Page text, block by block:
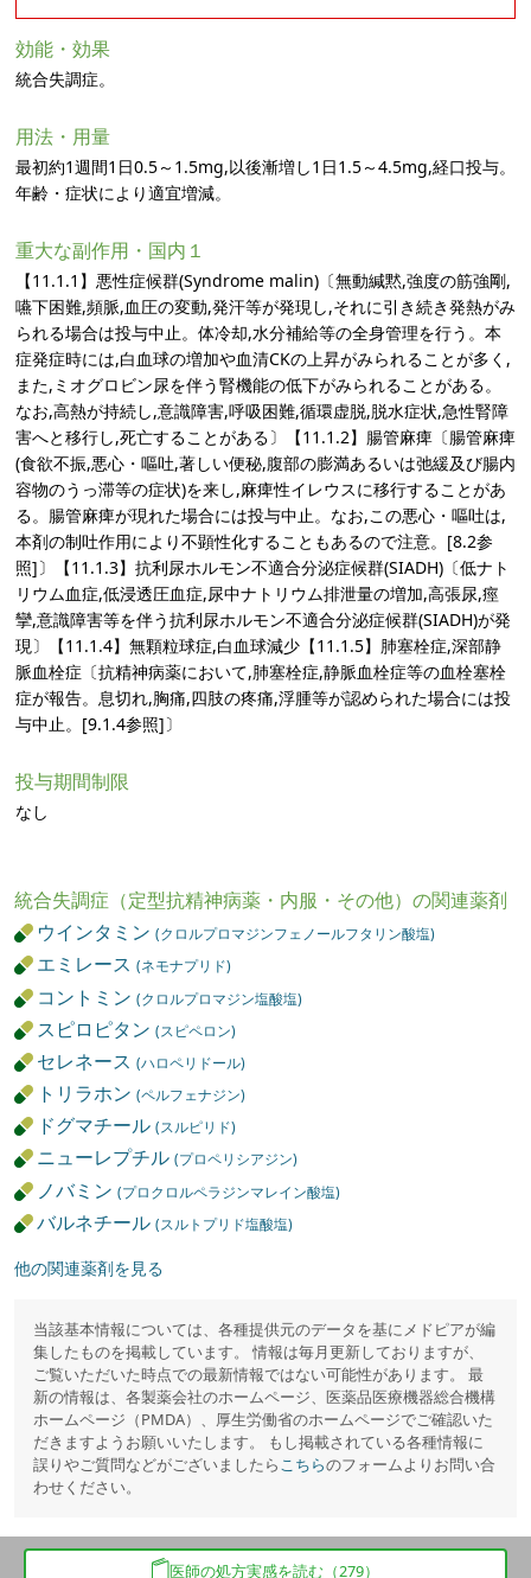
効能・効果
統合失調症。
用法・用量
最初約1週間1日0.5～1.5mg,以後漸増し1日1.5～4.5mg,経口投与。
年齢・症状により適宜増減。
重大な副作用・国内１
【11.1.1】悪性症候群(Syndrome malin)〔無動緘黙,強度の筋強剛,
嚥下困難,頻脈,血圧の変動,発汗等が発現し,それに引き続き発熱がみ
られる場合は投与中止。体冷却,水分補給等の全身管理を行う。本
症発症時には,白血球の増加や血清CKの上昇がみられることが多く,
また,ミオグロビン尿を伴う腎機能の低下がみられることがある。
なお,高熱が持続し,意識障害,呼吸困難,循環虚脱,脱水症状,急性腎障
害へと移行し,死亡することがある〕【11.1.2】腸管麻痺〔腸管麻痺
(食欲不振,悪心・嘔吐,著しい便秘,腹部の膨満あるいは弛緩及び腸内
容物のうっ滞等の症状)を来し,麻痺性イレウスに移行することがあ
る。腸管麻痺が現れた場合には投与中止。なお,この悪心・嘔吐は,
本剤の制吐作用により不顕性化することもあるので注意。[8.2参
照]〕【11.1.3】抗利尿ホルモン不適合分泌症候群(SIADH)〔低ナト
リウム血症,低浸透圧血症,尿中ナトリウム排泄量の増加,高張尿,痙
攣,意識障害等を伴う抗利尿ホルモン不適合分泌症候群(SIADH)が発
現〕【11.1.4】無顆粒球症,白血球減少【11.1.5】肺塞栓症,深部静
脈血栓症〔抗精神病薬において,肺塞栓症,静脈血栓症等の血栓塞栓
症が報告。息切れ,胸痛,四肢の疼痛,浮腫等が認められた場合には投
与中止。[9.1.4参照]〕
投与期間制限
なし
統合失調症（定型抗精神病薬・内服・その他）の関連薬剤
ウインタミン(クロルプロマジンフェノールフタリン酸塩)
エミレース(ネモナプリド)
コントミン(クロルプロマジン塩酸塩)
スピロピタン(スピペロン)
セレネース(ハロペリドール)
トリラホン(ペルフェナジン)
ドグマチール(スルピリド)
ニューレプチル(プロペリシアジン)
ノバミン(プロクロルペラジンマレイン酸塩)
バルネチール(スルトプリド塩酸塩)
他の関連薬剤を見る
当該基本情報については、各種提供元のデータを基にメドピアが編
集したものを掲載しています。 情報は毎月更新しておりますが、
ご覧いただいた時点での最新情報ではない可能性があります。 最
新の情報は、各製薬会社のホームページ、医薬品医療機器総合機構
ホームページ（PMDA）、厚生労働省のホームページでご確認いた
だきますようお願いいたします。 もし掲載されている各種情報に
誤りやご質問などがございましたらこちらのフォームよりお問い合
わせください。
医師の処方実感を読む（279）